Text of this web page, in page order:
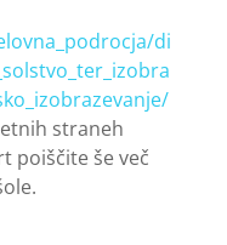
di
straneh
poiščite še več